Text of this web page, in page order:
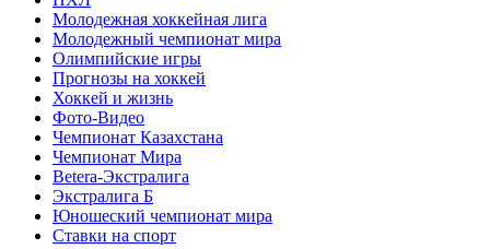
Молодежная хоккейная лига
Молодежный чемпионат мира
Олимпийские игры
Прогнозы на хоккей
Хоккей и жизнь
Фото-Видео
Чемпионат Казахстана
Чемпионат Мира
Betera-Экстралига
Экстралига Б
Юношеский чемпионат мира
Ставки на спорт